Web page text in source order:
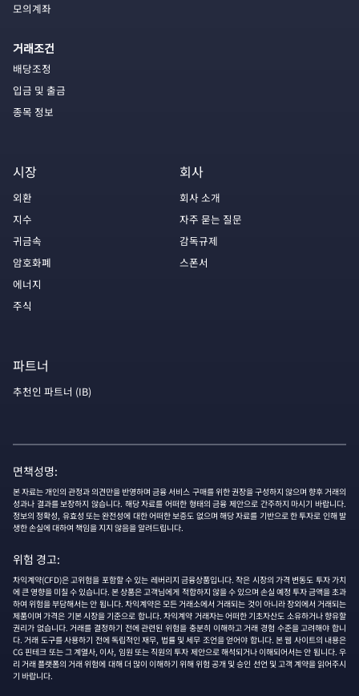
모의계좌
거래조건
배당조정
입금 및 출금
종목 정보
시장
외환
지수
귀금속
암호화폐
에너지
주식
회사
회사 소개
자주 묻는 질문
감독규제
스폰서
파트너
추천인 파트너 (IB)
면책성명:
본 자료는 개인의 관정과 의견만을 반영하며 금융 서비스 구매를 위한 권장을 구성하지 않으며 향후 거래의
성과나 결과를 보장하지 않습니다. 해당 자료를 어떠한 형태의 금융 제안으로 간주하지 마시기 바랍니다.
정보의 정확성, 유효성 또는 완전성에 대한 어떠한 보증도 없으며 해당 자료를 기반으로 한 투자로 인해 발
생한 손실에 대하여 책임을 지지 않음을 알려드립니다.
위험 경고:
차익계약(CFD)은 고위험을 포함할 수 있는 레버리지 금융상품입니다. 작은 시장의 가격 변동도 투자 가치
에 큰 영향을 미칠 수 있습니다. 본 상품은 고객님에게 적합하지 않을 수 있으며 손실 예정 투자 금액을 초과
하여 위험을 부담해서는 안 됩니다. 차익계약은 모든 거래소에서 거래되는 것이 아니라 장외에서 거래되는
제품이며 가격은 기본 시장을 기준으로 합니다. 차익계약 거래자는 어떠한 기초자산도 소유하거나 향유할
권리가 없습니다. 거래를 결정하기 전에 관련된 위험을 충분히 이해하고 거래 경험 수준을 고려해야 합니
다. 거래 도구를 사용하기 전에 독립적인 재무, 법률 및 세무 조언을 얻어야 합니다. 본 웹 사이트의 내용은
CG 핀테크 또는 그 계열사, 이사, 임원 또는 직원의 투자 제안으로 해석되거나 이해되어서는 안 됩니다. 우
리 거래 플랫폼의 거래 위험에 대해 더 많이 이해하기 위해 위험 공개 및 승인 선언 및 고객 계약을 읽어주시
기 바랍니다.